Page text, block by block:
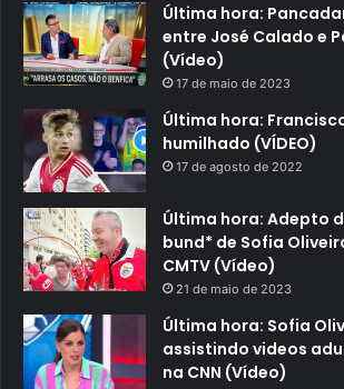
Última hora:
entre José Calado e
(Vídeo)
17 de maio de 2023
Última hora:
humilhado (VÍDEO)
17 de agosto de 2022
Última hora: Adepto
bund* de Sofia
CMTV (Vídeo)
21 de maio de 2023
Última hora: Sofia
assistindo videos
na CNN (Vídeo)